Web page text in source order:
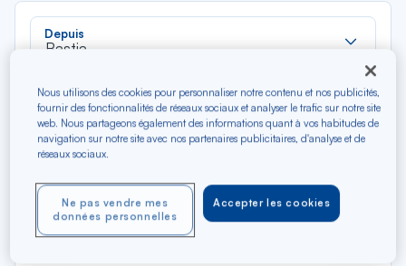
Depuis
Bastia
liste
Vers
Pour aller vers
la
Type de trajet
Aller-Retour Aller simple
Filtrer
Nous utilisons des cookies pour personnaliser notre contenu et nos publicités,
fournir des fonctionnalités de réseaux sociaux et analyser le trafic sur notre site
web. Nous partageons également des informations quant à vos habitudes de
navigation sur notre site avec nos partenaires publicitaires, d'analyse et de
réseaux sociaux.
Accepter les cookies
Ne pas vendre mes
données personnelles